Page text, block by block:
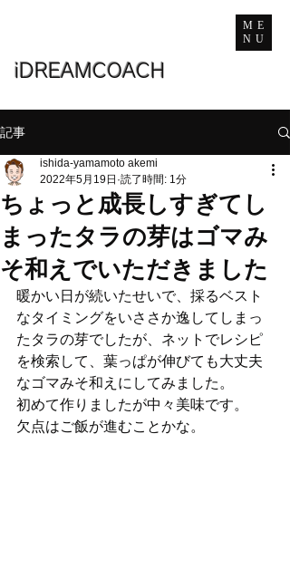
ME
NU
iDREAMCOACH
記事
ちょっと成長しすぎてし
まったタラの芽はゴマみ
そ和えでいただきました
ishida-yamamoto akemi
2022年5月19日 読了時間: 1分
暖かい日が続いたせいで、採るベスト
なタイミングをいささか逸してしまっ
たタラの芽でしたが、ネットでレシピ
を検索して、葉っぱが伸びても大丈夫
なゴマみそ和えにしてみました。
初めて作りましたが中々美味です。
欠点はご飯が進むことかな。